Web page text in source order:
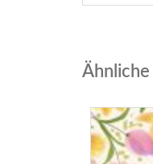
Ähnliche